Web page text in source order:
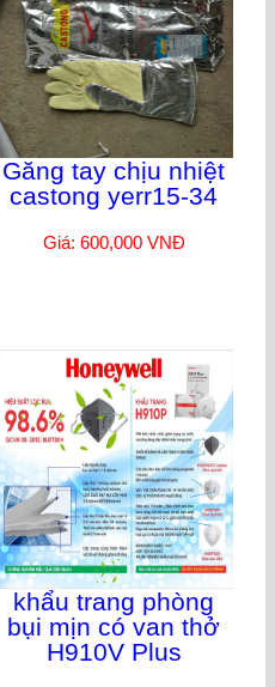
Găng tay chịu nhiệt
castong yerr15-34
Giá: 600,000 VNĐ
khẩu trang phòng
bụi mịn có van thở
H910V Plus